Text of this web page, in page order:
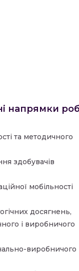
напрямки
та методичного
здобувачів
мобільності
досягнень,
і виробничого
виробничого